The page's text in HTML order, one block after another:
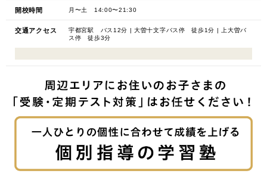
開校時間 月〜土 14:00〜21:30
交通アクセス
宇都宮駅 バス12分 | 大曽十文字バス停 徒歩1分 | 上大曽バ
ス停 徒歩3分